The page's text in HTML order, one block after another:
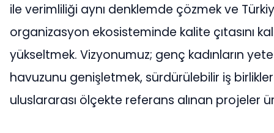
ile verimliliği aynı denklemde çözmek ve
organizasyon ekosisteminde kalite çıtasını
yükseltmek. Vizyonumuz; genç kadınların
havuzunu genişletmek, sürdürülebilir iş
uluslararası ölçekte referans alınan projeler